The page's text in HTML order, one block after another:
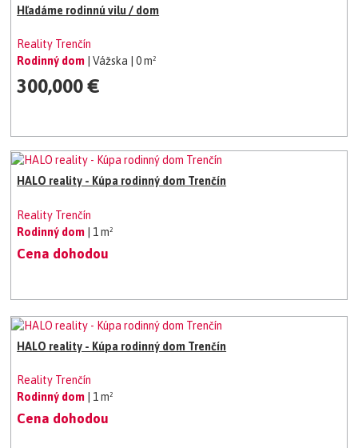
Hľadáme rodinnú vilu / dom
Reality Trenčín
Rodinný dom
| Vážska | 0 m²
300,000 €
HALO reality - Kúpa rodinný dom Trenčín
Reality Trenčín
Rodinný dom | 1 m²
Cena dohodou
HALO reality - Kúpa rodinný dom Trenčín
Reality Trenčín
Rodinný dom
| 1 m²
Cena dohodou